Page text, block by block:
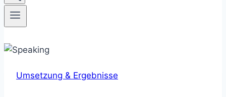
Umsetzung & Ergebnisse